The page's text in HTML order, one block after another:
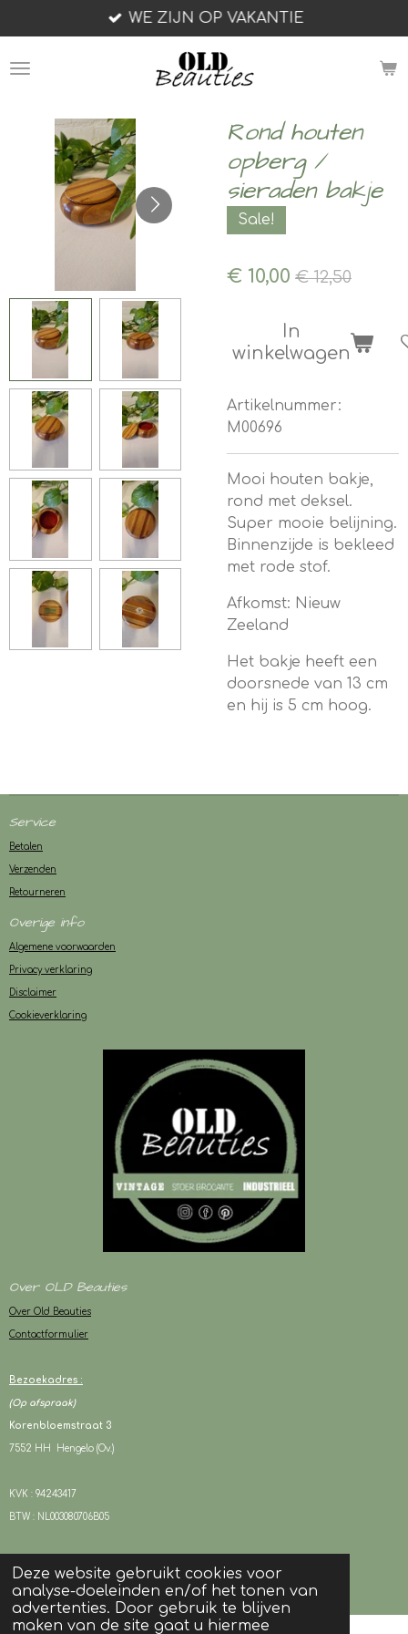
Deze website gebruikt cookies voor
analyse-doeleinden en/of het tonen van
advertenties. Door gebruik te blijven
maken van de site gaat u hiermee
direct
naar
WE ZIJN OP VAKANTIE
Rond houten
opberg /
sieraden bakje
Sale!
€ 10,00 € 12,50
In
winkelwagen
Artikelnummer:
M00696
Mooi houten bakje,
rond met deksel.
Super mooie belijning.
Binnenzijde is bekleed
met rode stof.
Afkomst: Nieuw
Zeeland
Het bakje heeft een
doorsnede van 13 cm
en hij is 5 cm hoog.
Service
Betalen
Verzenden
Retourneren
Overige info
Algemene voorwaarden
Privacy verklaring
Disclaimer
Cookieverklaring
Over OLD Beauties
Over Old Beauties
Contactformulier
Bezoekadres :
(Op afspraak)
Korenbloemstraat 3
7552 HH Hengelo (Ov.)
KVK : 94243417
BTW : NL003080706B05
© 2024 OLD Beauties I Alle rechten voorbehouden
Powered byJouwWeb